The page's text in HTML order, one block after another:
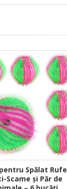
Spălat Rufe
Scame și Păr de